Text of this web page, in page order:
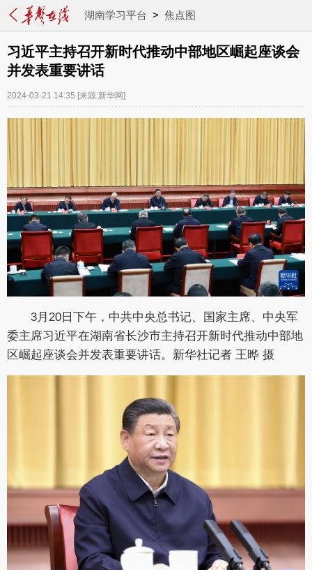
湖南学习平台 > 焦点图
习近平主持召开新时代推动中部地区崛起座谈会
并发表重要讲话
2024-03-21 14:35 [来源:新华网]
3月20日下午，中共中央总书记、国家主席、中央军
委主席习近平在湖南省长沙市主持召开新时代推动中部地
区崛起座谈会并发表重要讲话。新华社记者 王晔 摄